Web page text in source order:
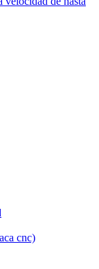
cnc)